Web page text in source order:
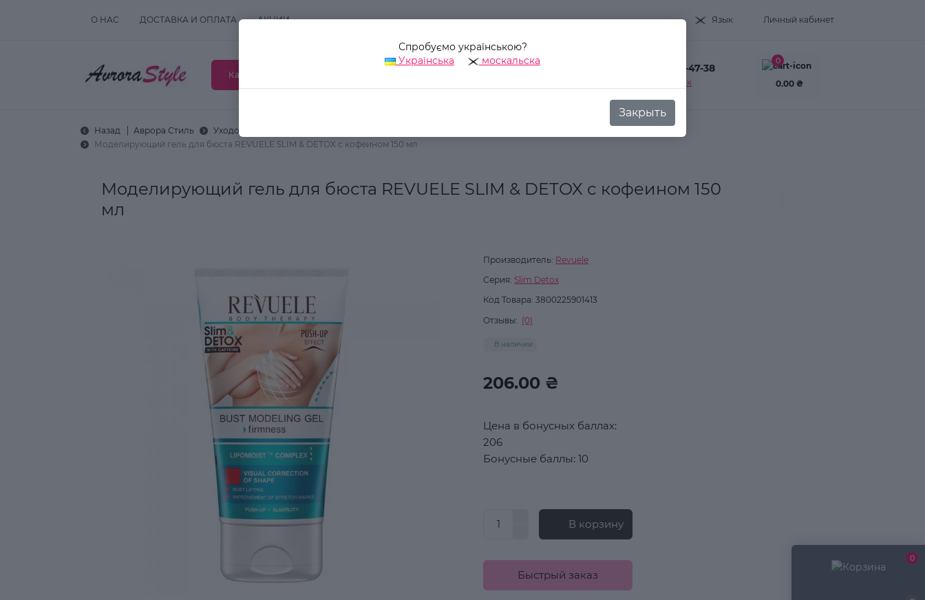
0
О НАС ДОСТАВКА И ОПЛАТА АКЦИИ Язык Личный кабинет
Каталог товаров
+38(093) 995-47-38
Заказать звонок
0
0.00 ₴
Назад Аврора Стиль Уходовая косметика
Моделирующий гель для бюста REVUELE SLIM & DETOX с кофеином 150 мл
Спробуємо українською?
Українська
москальска
Закрыть
Моделирующий гель для бюста REVUELE SLIM & DETOX с кофеином 150
мл
Производитель: Revuele
Серия: Slim Detox
Код Товара: 3800225901413
Отзывы: (0)
В наличии
206.00 ₴
Цена в бонусных баллах:
206
Бонусные баллы: 10
В корзину
Быстрый заказ